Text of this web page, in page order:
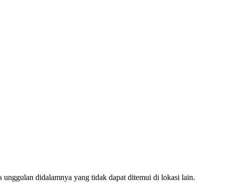
didalamnya yang tidak dapat ditemui di lokasi lain.